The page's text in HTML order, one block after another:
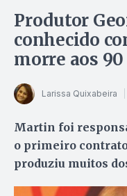
Produtor
conhecido
morre aos
Larissa Quixabeira
Martin foi
o primeiro
produziu muitos